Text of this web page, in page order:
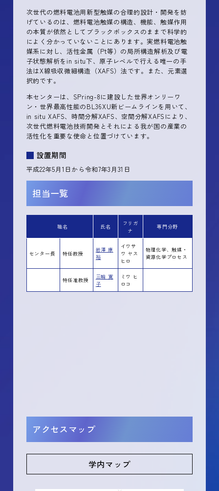
次世代の燃料電池用新型触媒の合理的設計・開発を妨
げているのは、燃料電池触媒の構造、機能、触媒作用
の本質が依然としてブラックボックスのままで科学的
によく分かっていないことにあります。実燃料電池触
媒系に対し、活性金属（Pt等）の局所構造解析及び電
子状態解析をin situ下、原子レベルで行える唯一の手
法はX線吸収微細構造（XAFS）法です。また、元素選
択的です。
本センターは、SPring-8に建設した世界オンリーワ
ン・世界最高性能のBL36XU新ビームラインを用いて、
in situ XAFS、時間分解XAFS、空間分解XAFSにより、
次世代燃料電池技術開発とそれによる我が国の産業の
活性化を重要な使命と位置づけています。
設置期間
平成22年5月1日から令和7年3月31日
担当一覧
職名 氏名
フリガ
ナ
専門分野
センター長 特任教授
岩澤 康
裕
イワサ
ワ ヤス
ヒロ
物理化学、触媒・
資源化学プロセス
特任准教授
三輪 寛
子
ミワ ヒ
ロコ
アクセスマップ
学内マップ